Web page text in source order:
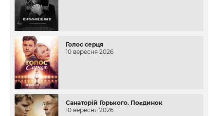
Голос серця
10 вересня 2026
Санаторій Горького. Поєдинок
10 вересня 2026